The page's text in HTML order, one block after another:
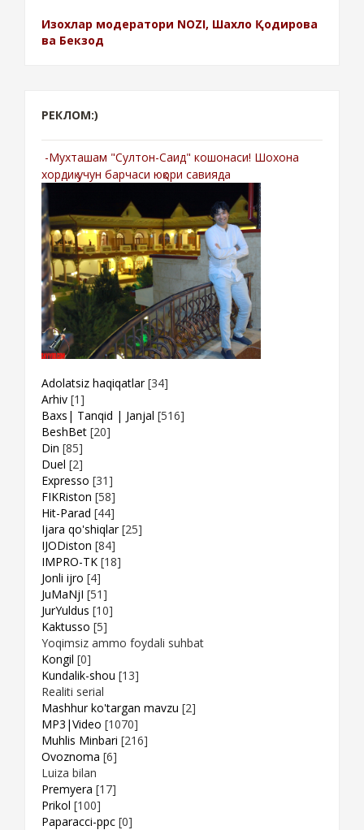
Изохлар модератори NOZI, Шахло Қодирова
ва Бекзод
РЕКЛОМ:)
-Мухташам "Султон-Саид" кошонаси! Шохона
хордиқ учун барчаси юқори савияда
Adolatsiz haqiqatlar [34]
Arhiv [1]
Baxs| Tanqid | Janjal [516]
BeshBet [20]
Din [85]
Duel [2]
Expresso [31]
FIKRiston [58]
Hit-Parad [44]
Ijara qo'shiqlar [25]
IJODiston [84]
IMPRO-TK [18]
Jonli ijro [4]
JuMaNjI [51]
JurYuldus [10]
Kaktusso [5]
Yoqimsiz ammo foydali suhbat
Kongil [0]
Kundalik-shou [13]
Realiti serial
Mashhur ko'targan mavzu [2]
MP3|Video [1070]
Muhlis Minbari [216]
Ovoznoma [6]
Luiza bilan
Premyera [17]
Prikol [100]
Paparacci-ppc [0]